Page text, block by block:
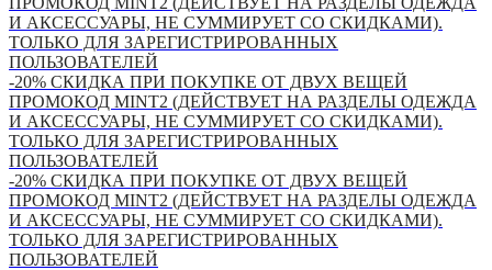
И АКСЕССУАРЫ, НЕ СУММИРУЕТ СО СКИДКАМИ).
ТОЛЬКО ДЛЯ ЗАРЕГИСТРИРОВАННЫХ
ПОЛЬЗОВАТЕЛЕЙ
-20% СКИДКА ПРИ ПОКУПКЕ ОТ ДВУХ ВЕЩЕЙ
ПРОМОКОД MINT2 (ДЕЙСТВУЕТ НА РАЗДЕЛЫ ОДЕЖДА
И АКСЕССУАРЫ, НЕ СУММИРУЕТ СО СКИДКАМИ).
ТОЛЬКО ДЛЯ ЗАРЕГИСТРИРОВАННЫХ
ПОЛЬЗОВАТЕЛЕЙ
-20% СКИДКА ПРИ ПОКУПКЕ ОТ ДВУХ ВЕЩЕЙ
ПРОМОКОД MINT2 (ДЕЙСТВУЕТ НА РАЗДЕЛЫ ОДЕЖДА
И АКСЕССУАРЫ, НЕ СУММИРУЕТ СО СКИДКАМИ).
ТОЛЬКО ДЛЯ ЗАРЕГИСТРИРОВАННЫХ
ПОЛЬЗОВАТЕЛЕЙ